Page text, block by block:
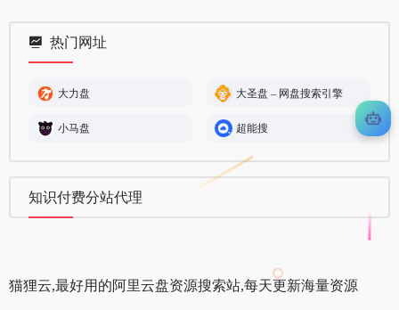
热门网址
大力盘 大圣盘 – 网盘搜索引擎
小马盘 超能搜
知识付费分站代理
猫狸云,最好用的阿里云盘资源搜索站,每天更新海量资源